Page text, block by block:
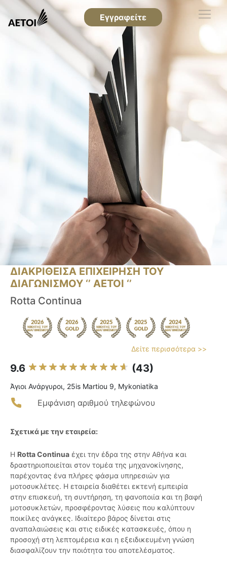
Εγγραφείτε
ΔΙΑΚΡΙΘΕΙΣΑ ΕΠΙΧΕΙΡΗΣΗ ΤΟΥ
ΔΙΑΓΩΝΙΣΜΟΥ ‘’ ΑΕΤΟΙ ‘’
Rotta Continua
Δείτε περισσότερα >>
9.6 (43)
Άγιοι Ανάργυροι, 25is Martiou 9, Mykoniatika
Εμφάνιση αριθμού τηλεφώνου
Σχετικά με την εταιρεία:
Η Rotta Continua έχει την έδρα της στην Αθήνα και
δραστηριοποιείται στον τομέα της μηχανοκίνησης,
παρέχοντας ένα πλήρες φάσμα υπηρεσιών για
μοτοσυκλέτες. Η εταιρεία διαθέτει εκτενή εμπειρία
στην επισκευή, τη συντήρηση, τη φανοποιία και τη βαφή
μοτοσυκλετών, προσφέροντας λύσεις που καλύπτουν
ποικίλες ανάγκες. Ιδιαίτερο βάρος δίνεται στις
αναπαλαιώσεις και στις ειδικές κατασκευές, όπου η
προσοχή στη λεπτομέρεια και η εξειδικευμένη γνώση
διασφαλίζουν την ποιότητα του αποτελέσματος.